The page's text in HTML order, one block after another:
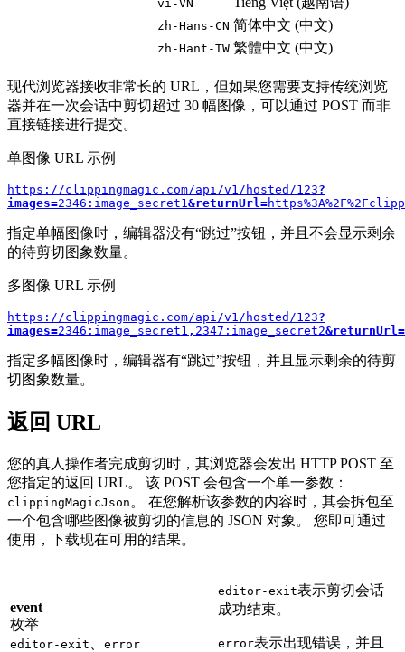
vi-VN
zh-Hans-CN 简体中文 (中文)
zh-Hant-TW 繁體中文 (中文)
现代浏览器接收非常长的 URL，但如果您需要支持传统浏览
器并在一次会话中剪切超过 30 幅图像，可以通过 POST 而非
直接链接进行提交。
单图像 URL 示例
https://clippingmagic.com/api/v1/hosted/123?
images=2346:image_secret1&returnUrl=
指定单幅图像时，编辑器没有“跳过”按钮，并且不会显示剩余
的待剪切图象数量。
多图像 URL 示例
https://clippingmagic.com/api/v1/hosted/123?
images=2346:image_secret1 , 2347:image_secret2&returnUrl=
指定多幅图像时，编辑器有“跳过”按钮，并且显示剩余的待剪
切图象数量。
返回 URL
您的真人操作者完成剪切时，其浏览器会发出 HTTP POST 至
您指定的返回 URL。 该 POST 会包含一个单一参数：
clippingMagicJson 。 在您解析该参数的内容时，其会拆包至
一个包含哪些图像被剪切的信息的 JSON 对象。 您即可通过
使用 ，下载现在可用的结果。
event
枚举
editor-exit error
editor-exit表示剪切会话
成功结束。
error表示出现错误，并且